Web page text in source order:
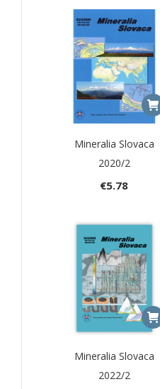
Mineralia Slovaca
2020/2
€5.78
Mineralia Slovaca
2022/2